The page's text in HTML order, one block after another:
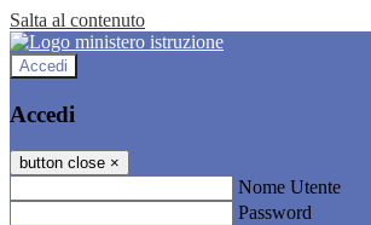
Salta al contenuto
Accedi
Accedi
button close ×
Nome Utente
Password